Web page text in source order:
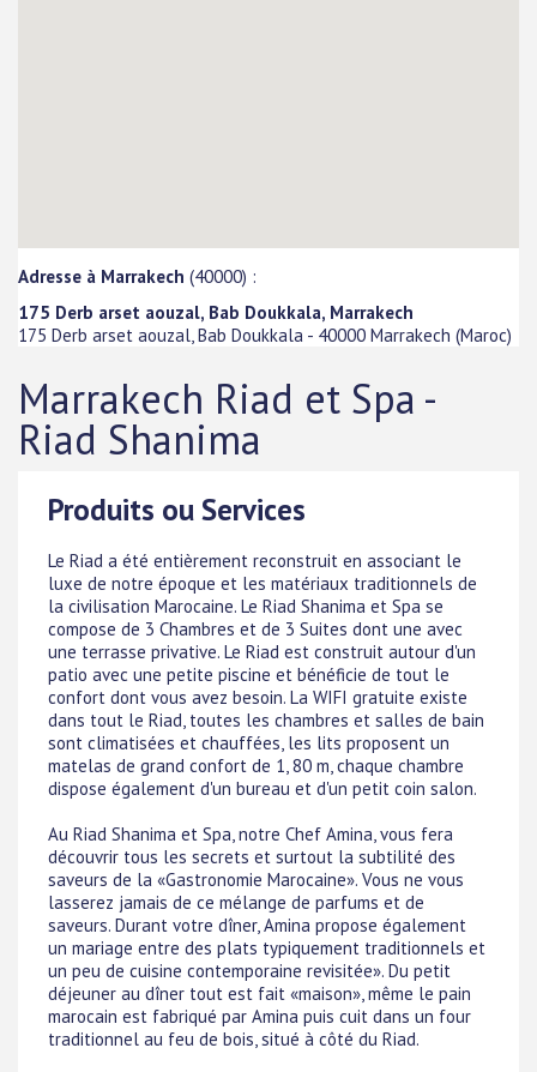
Adresse à Marrakech (40000) :
175 Derb arset aouzal, Bab Doukkala, Marrakech
175 Derb arset aouzal, Bab Doukkala - 40000 Marrakech (Maroc)
Marrakech Riad et Spa -
Riad Shanima
Produits ou Services
Le Riad a été entièrement reconstruit en associant le
luxe de notre époque et les matériaux traditionnels de
la civilisation Marocaine. Le Riad Shanima et Spa se
compose de 3 Chambres et de 3 Suites dont une avec
une terrasse privative. Le Riad est construit autour d'un
patio avec une petite piscine et bénéficie de tout le
confort dont vous avez besoin. La WIFI gratuite existe
dans tout le Riad, toutes les chambres et salles de bain
sont climatisées et chauffées, les lits proposent un
matelas de grand confort de 1, 80 m, chaque chambre
dispose également d'un bureau et d'un petit coin salon.
Au Riad Shanima et Spa, notre Chef Amina, vous fera
découvrir tous les secrets et surtout la subtilité des
saveurs de la «Gastronomie Marocaine». Vous ne vous
lasserez jamais de ce mélange de parfums et de
saveurs. Durant votre dîner, Amina propose également
un mariage entre des plats typiquement traditionnels et
un peu de cuisine contemporaine revisitée». Du petit
déjeuner au dîner tout est fait «maison», même le pain
marocain est fabriqué par Amina puis cuit dans un four
traditionnel au feu de bois, situé à côté du Riad.